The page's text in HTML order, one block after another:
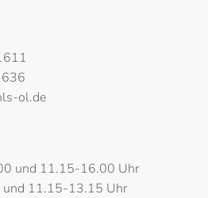
ol.de
und 11.15-16.00 Uhr
11.15-13.15 Uhr